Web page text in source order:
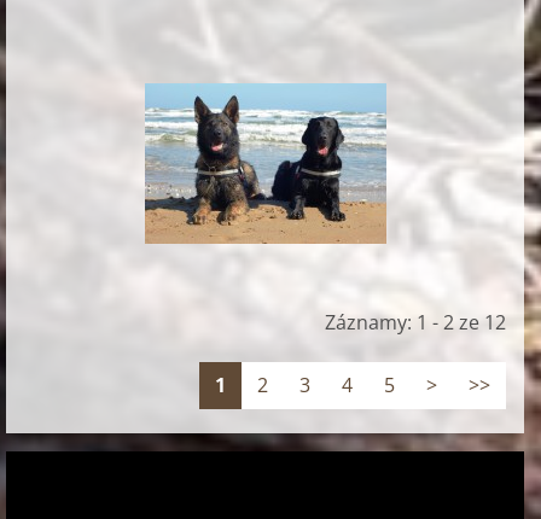
Záznamy: 1 - 2 ze 12
1 2 3 4 5 > >>